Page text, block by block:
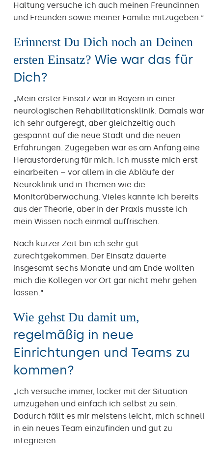
Haltung versuche ich auch meinen Freundinnen
und Freunden sowie meiner Familie mitzugeben.“
Erinnerst Du Dich noch an Deinen
ersten Einsatz? Wie war das für
Dich?
„Mein erster Einsatz war in Bayern in einer
neurologischen Rehabilitationsklinik. Damals war
ich sehr aufgeregt, aber gleichzeitig auch
gespannt auf die neue Stadt und die neuen
Erfahrungen. Zugegeben war es am Anfang eine
Herausforderung für mich. Ich musste mich erst
einarbeiten – vor allem in die Abläufe der
Neuroklinik und in Themen wie die
Monitorüberwachung. Vieles kannte ich bereits
aus der Theorie, aber in der Praxis musste ich
mein Wissen noch einmal auffrischen.
Nach kurzer Zeit bin ich sehr gut
zurechtgekommen. Der Einsatz dauerte
insgesamt sechs Monate und am Ende wollten
mich die Kollegen vor Ort gar nicht mehr gehen
lassen.“
Wie gehst Du damit um,
regelmäßig in neue
Einrichtungen und Teams zu
kommen?
„Ich versuche immer, locker mit der Situation
umzugehen und einfach ich selbst zu sein.
Dadurch fällt es mir meistens leicht, mich schnell
in ein neues Team einzufinden und gut zu
integrieren.